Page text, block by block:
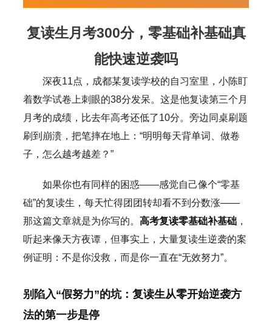
复读生月考300分，零基础补基础真
能快速逆袭吗
深夜11点，成都某复读学校的自习室里，小陈盯
着数学试卷上刺眼的38分发呆。这是他复读第三个月
月考的成绩，比去年高考还低了10分。旁边同桌刷题
刷到崩溃，把笔摔在地上：“明明每天背单词、做卷
子，怎么越考越差？”
如果你也有同样的困惑——感觉自己像个“零基
础”的复读生，每天忙得团团转却看不到分数涨——
那这篇文章就是为你写的。 高考复读零基础补基础，
听起来像天方夜谭，但事实上，大量复读生逆袭的案
例证明：不是你没救，而是你一直在“无效努力”。
别陷入“假努力”的坑：复读生从零开始逆袭方
法的第一步是停